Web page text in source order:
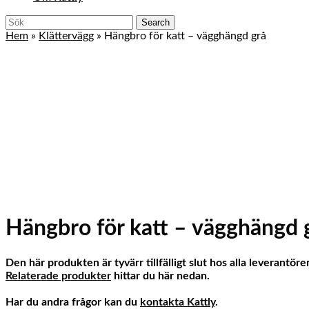
Close
Menu
Search
for:
Hem » Klättervägg » Hängbro för katt – vägghängd grå
Hängbro för katt – vägghängd
Den här produkten är tyvärr tillfälligt slut hos alla
Relaterade produkter hittar du här nedan.
Har du andra frågor kan du kontakta Kattly.